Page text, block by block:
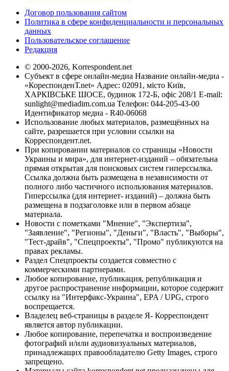
Договор пользования сайтом
Политика в сфере конфиденциальности и персональных
данных
Пользовательское соглашение
Редакция
© 2000-2026, Korrespondent.net
Субъект в сфере онлайн-медиа Название онлайн-медиа -
«КореспонденТ.net» Адрес: 02091, місто Київ,
ХАРКІВСЬКЕ ШОСЕ, будинок 172-Б, офіс 208/1 E-mail:
sunlight@mediadim.com.ua Телефон: 044-205-43-00
Идентификатор медиа - R40-06068
Использование любых материалов, размещённых на
сайте, разрешается при условии ссылки на
Корреспондент.net.
При копировании материалов со страницы «Новости
Украины и мира», для интернет-изданий – обязательна
прямая открытая для поисковых систем гиперссылка.
Ссылка должна быть размещена в независимости от
полного либо частичного использования материалов.
Гиперссылка (для интернет- изданий) – должна быть
размещена в подзаголовке или в первом абзаце
материала.
Новости с пометками "Мнение", "Экспертиза",
"Заявление", "Регионы", "Деньги", "Власть", "Выборы",
"Тест-драйв", "Спецпроекты", "Промо" публикуются на
правах рекламы.
Раздел Спецпроекты создается совместно с
коммерческими партнерами.
Любое копирование, публикация, републикация и
другое распространение информации, которое содержит
ссылку на "Интерфакс-Украина", EPA / UPG, строго
воспрещается.
Владелец веб-страницы в разделе Я- Корреспондент
является автор публикации.
Любое копирование, перепечатка и воспроизведение
фотографий и/или аудиовизуальных материалов,
принадлежащих правообладателю Getty Images, строго
запрещено.